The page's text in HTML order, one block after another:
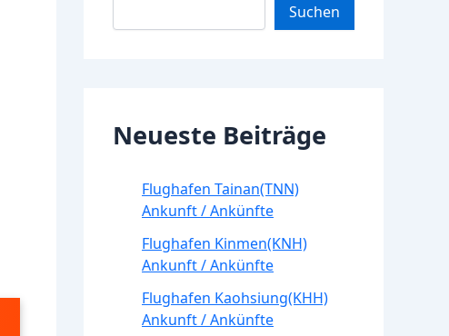
Suchen
Neueste Beiträge
Flughafen Tainan(TNN)
Ankunft / Ankünfte
Flughafen Kinmen(KNH)
Ankunft / Ankünfte
Flughafen Kaohsiung(KHH)
Ankunft / Ankünfte